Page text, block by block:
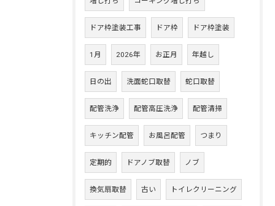
ドア枠塗装工事 ドア枠 ドア枠塗装
1月 2026年 お正月 年越し
日の出 洗面蛇口取替 蛇口取替
配管洗浄 配管高圧洗浄 配管清掃
キッチン配管 お風呂配管 つまり
定期的 ドアノブ取替 ノブ
換気扇取替 古い トイレクリーニング